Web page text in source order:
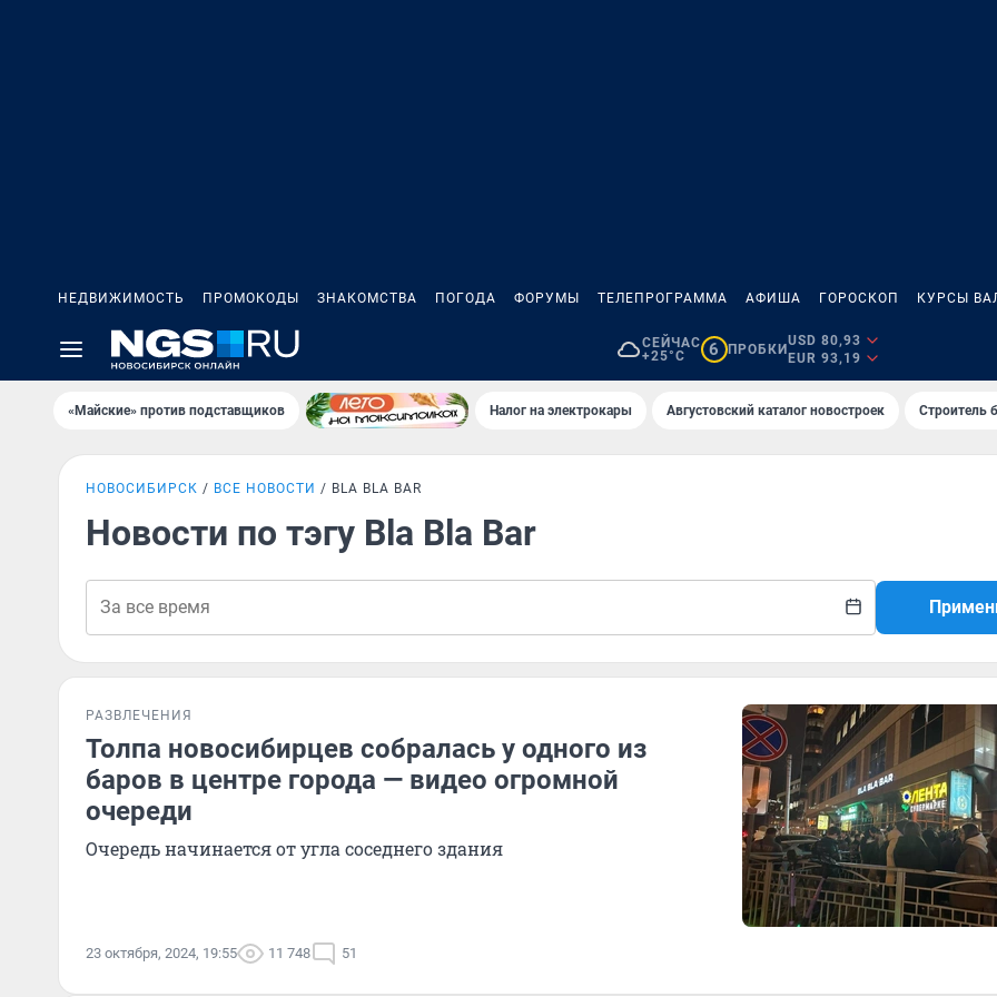
НЕДВИЖИМОСТЬ ПРОМОКОДЫ ЗНАКОМСТВА ПОГОДА ФОРУМЫ ТЕЛЕПРОГРАММА АФИША ГОРОСКОП КУРСЫ
СЕЙЧАС
+25°C
6 ПРОБКИ
USD 80,93
EUR 93,19
«Майские» против подставщиков Налог на электрокары Августовский каталог новостроек Строитель
НОВОСИБИРСК ВСЕ НОВОСТИ BLA BLA BAR
Новости по тэгу Bla Bla Bar
РАЗВЛЕЧЕНИЯ
Толпа новосибирцев собралась у одного из
баров в центре города — видео огромной
очереди
Очередь начинается от угла соседнего здания
23 октября, 2024, 19:55 11 748 51